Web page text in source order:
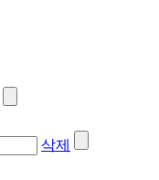
삭제